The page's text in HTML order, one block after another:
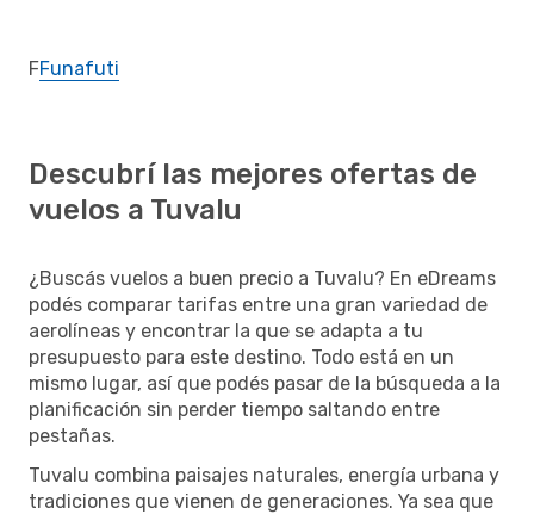
FFunafuti
Descubrí las mejores ofertas de
vuelos a Tuvalu
¿Buscás vuelos a buen precio a Tuvalu? En eDreams
podés comparar tarifas entre una gran variedad de
aerolíneas y encontrar la que se adapta a tu
presupuesto para este destino. Todo está en un
mismo lugar, así que podés pasar de la búsqueda a la
planificación sin perder tiempo saltando entre
pestañas.
Tuvalu combina paisajes naturales, energía urbana y
tradiciones que vienen de generaciones. Ya sea que